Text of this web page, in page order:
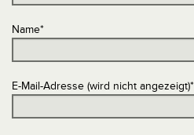
Name*
E-Mail-Adresse (wird nicht angezeigt)*